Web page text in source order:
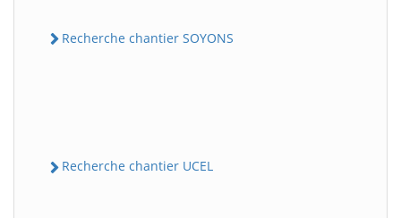
Recherche chantier SOYONS
Recherche chantier UCEL